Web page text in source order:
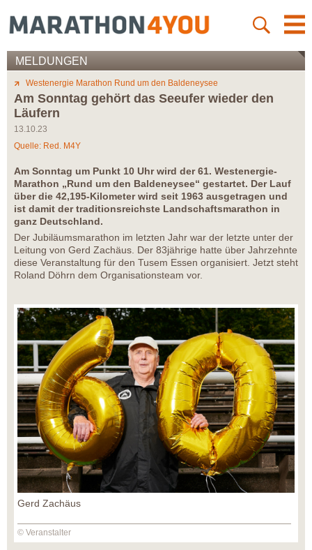
MELDUNGEN
Westenergie Marathon Rund um den Baldeneysee
Am Sonntag gehört das Seeufer wieder den
Läufern
13.10.23
Quelle: Red. M4Y
Am Sonntag um Punkt 10 Uhr wird der 61. Westenergie-
Marathon „Rund um den Baldeneysee“ gestartet. Der Lauf
über die 42,195-Kilometer wird seit 1963 ausgetragen und
ist damit der traditionsreichste Landschaftsmarathon in
ganz Deutschland.
Der Jubiläumsmarathon im letzten Jahr war der letzte unter der
Leitung von Gerd Zachäus. Der 83jährige hatte über Jahrzehnte
diese Veranstaltung für den Tusem Essen organisiert. Jetzt steht
Roland Döhrn dem Organisationsteam vor.
Gerd Zachäus
© Veranstalter